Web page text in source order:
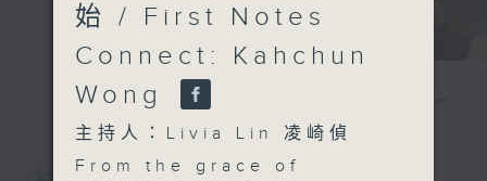
始 / First Notes
Connect: Kahchun
Wong
主持人：Livia Lin 凌崎偵
From the grace of